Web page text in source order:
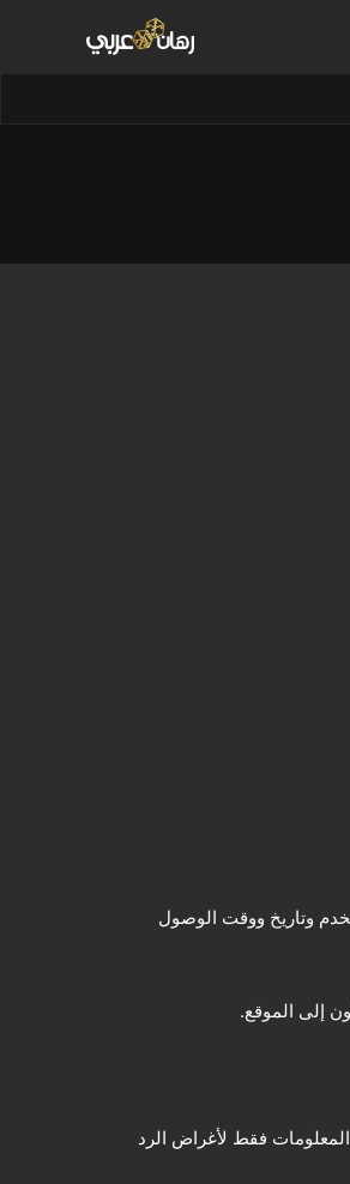
وتاريخ ووقت الوصول
إلى الموقع.
فقط لأغراض الرد